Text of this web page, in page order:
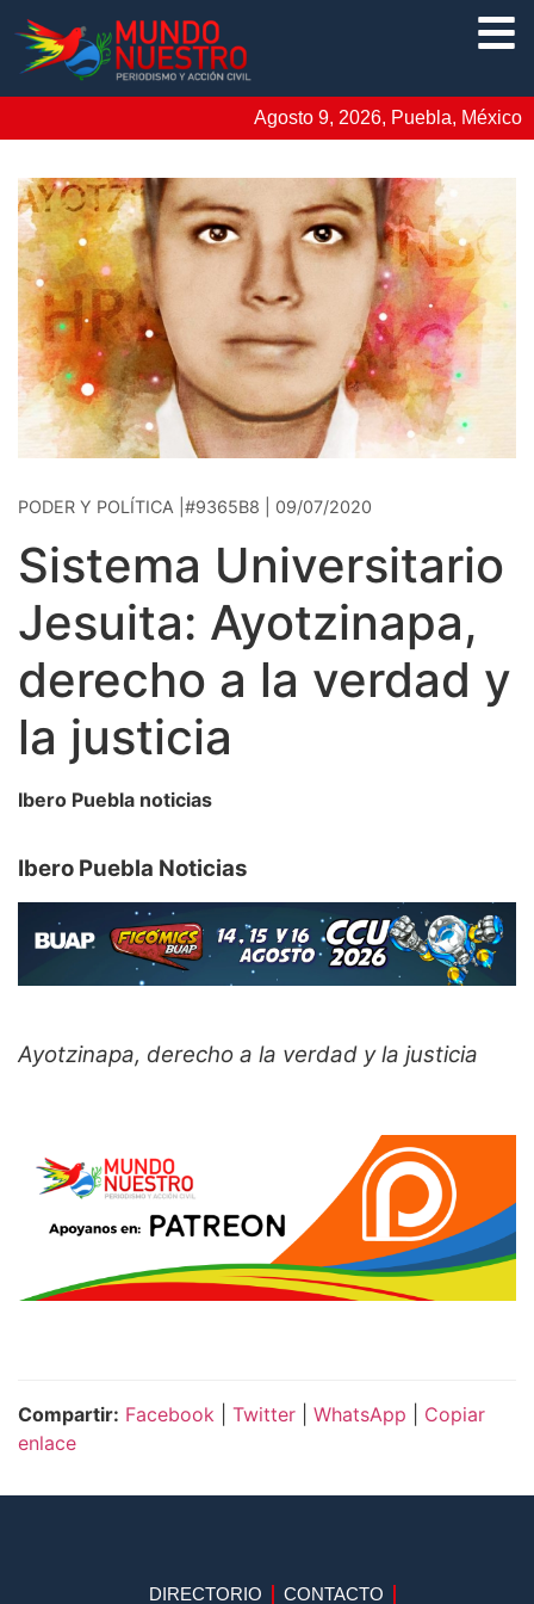
Agosto 9, 2026, Puebla, México
PODER Y POLÍTICA |#9365B8 | 09/07/2020
Sistema Universitario
Jesuita: Ayotzinapa,
derecho a la verdad y
la justicia
Ibero Puebla noticias
Ibero Puebla Noticias
Ayotzinapa, derecho a la verdad y la justicia
Compartir: Facebook Twitter WhatsApp
Copiar
enlace
DIRECTORIO CONTACTO